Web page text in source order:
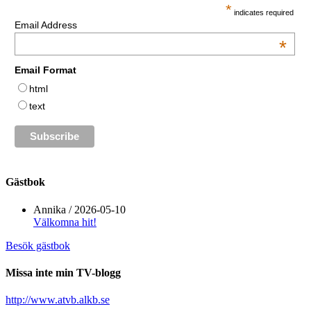
* indicates required
Email Address
*
Email Format
html
text
Gästbok
Annika / 2026-05-10
Välkomna hit!
Besök gästbok
Missa inte min TV-blogg
http://www.atvb.alkb.se